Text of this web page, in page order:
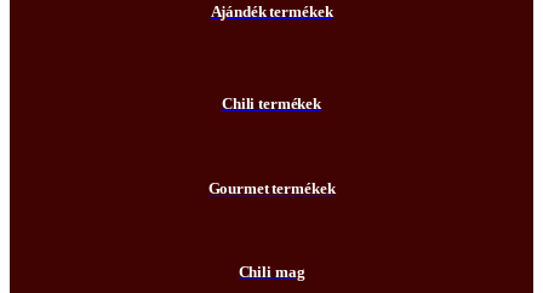
Ajándék termékek
Chili termékek
Gourmet termékek
Chili mag